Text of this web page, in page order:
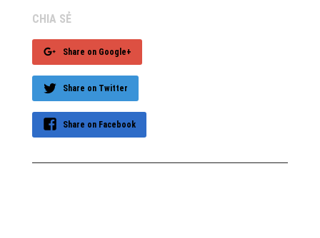
CHIA SẺ
Share on Google+
Share on Twitter
Share on Facebook